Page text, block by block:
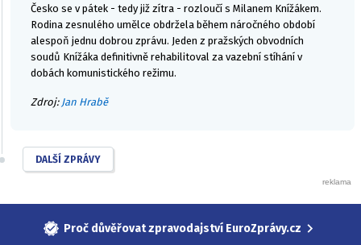
Česko se v pátek - tedy již zítra - rozloučí s Milanem Knížákem.
Rodina zesnulého umělce obdržela během náročného období
alespoň jednu dobrou zprávu. Jeden z pražských obvodních
soudů Knížáka definitivně rehabilitoval za vazební stíhání v
dobách komunistického režimu.
Zdroj: Jan Hrabě
DALŠÍ ZPRÁVY
Proč důvěřovat zpravodajství EuroZprávy.cz